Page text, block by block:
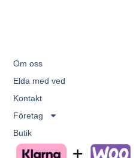
Om oss
Elda med ved
Kontakt
Företag
Butik